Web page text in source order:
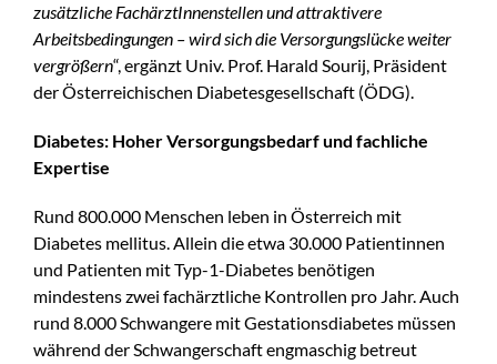
zusätzliche FachärztInnenstellen und attraktivere
Arbeitsbedingungen – wird sich die Versorgungslücke weiter
vergrößern“, ergänzt Univ. Prof. Harald Sourij, Präsident
der Österreichischen Diabetesgesellschaft (ÖDG).
Diabetes: Hoher Versorgungsbedarf und fachliche
Expertise
Rund 800.000 Menschen leben in Österreich mit
Diabetes mellitus. Allein die etwa 30.000 Patientinnen
und Patienten mit Typ-1-Diabetes benötigen
mindestens zwei fachärztliche Kontrollen pro Jahr. Auch
rund 8.000 Schwangere mit Gestationsdiabetes müssen
während der Schwangerschaft engmaschig betreut